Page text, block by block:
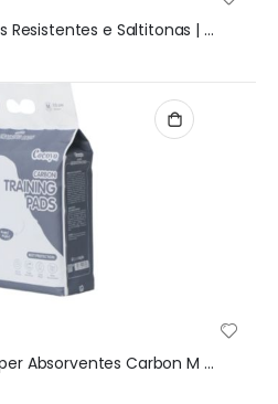
Conjunto de Bolas Leves Resistentes e Saltitonas | FOFOS
Cocoyo Resguardos Super Absorventes Carbon M - 10 unidades